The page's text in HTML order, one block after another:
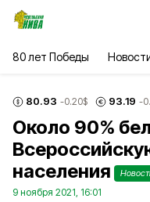
80 лет Победы
80.93 -0.20$ 93.19 -
Около 90%
населения
9 ноября 2021, 16:01